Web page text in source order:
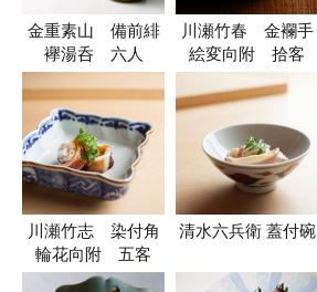
金重素山 備前緋
襷湯呑 六人
川瀬竹春 金襴手
絵変向附 拾客
川瀬竹志 染付角
輪花向附 五客
清水六兵衛 蓋付碗